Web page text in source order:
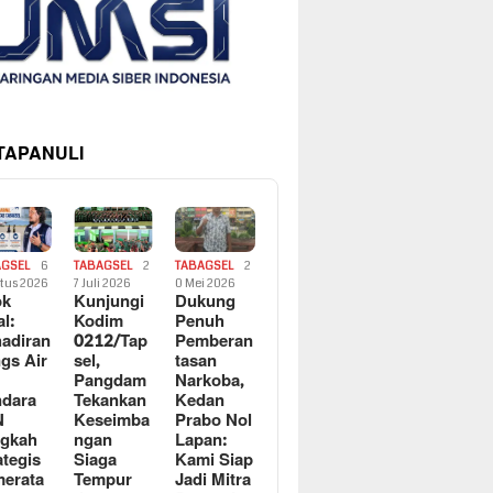
6
2026
Air
TABAGSEL
2
7 Juli 2026
Kunjungi
Kodim
0212/Tap
sel,
Pangdam
Tekankan
Keseimba
ngan
Siaga
Tempur
TABAGSEL
2
0 Mei 2026
Dukung
Penuh
Pemberan
tasan
Narkoba,
Kedan
Prabo Nol
Lapan:
Kami Siap
Jadi Mitra